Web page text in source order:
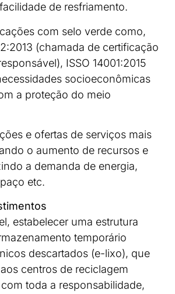
de resfriamento.
com selo verde como,
(chamada de certificação
ISSO 14001:2015
socioeconômicas
a proteção do meio
e ofertas de serviços mais
o aumento de recursos e
a demanda de energia,
etc.
estabelecer uma estrutura
temporário
descartados (e-lixo), que
centros de reciclagem
toda a responsabilidade,